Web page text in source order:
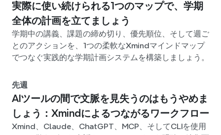
実際に使い続けられる1つのマップで、学期
全体の計画を立てましょう
学期中の講義、課題の締め切り、優先順位、そして週ご
とのアクションを、1つの柔軟なXmindマインドマップ
でつなぐ実践的な学期計画システムを構築しましょう。
先週
AIツールの間で文脈を見失うのはもうやめま
しょう：Xmindによるつながるワークフロー
Xmind、Claude、ChatGPT、MCP、そしてCLIを使用